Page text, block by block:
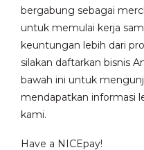
bergabung sebagai
untuk memulai kerja
keuntungan lebih dari
silakan daftarkan bisnis
bawah ini untuk
mendapatkan informasi
kami.
Have a NICEpay!